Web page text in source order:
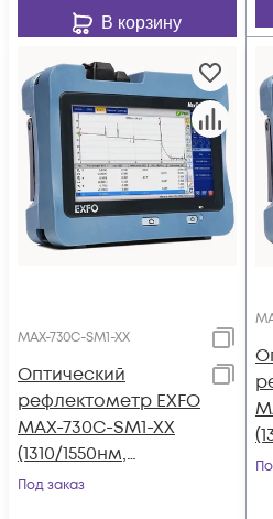
В корзину
MAX-730C-SM1-XX
Оптический
рефлектометр EXFO
MAX-730C-SM1-XX
(1310/1550нм,
39/38дБ)
Под заказ